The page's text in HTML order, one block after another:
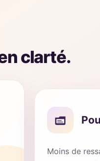
clarté.
Moins de